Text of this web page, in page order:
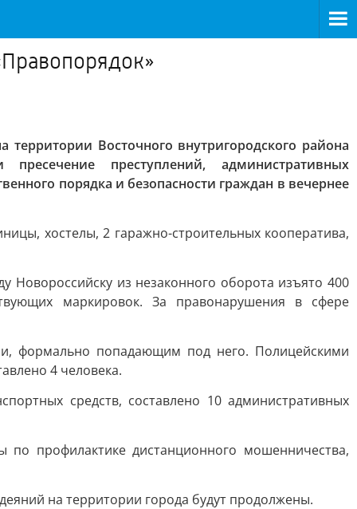
Восточного внутригородского района
преступлений, административных
порядка и безопасности граждан в вечернее
хостелы, 2 гаражно-строительных кооператива,
Новороссийску из незаконного оборота изъято 400
маркировок. За правонарушения в сфере
формально попадающим под него. Полицейскими
4 человека.
средств, составлено 10 административных
профилактике дистанционного мошенничества,
на территории города будут продолжены.